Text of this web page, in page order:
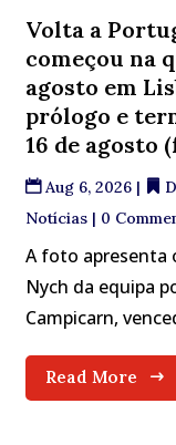
Volta a
começou na
agosto em
prólogo e
16 de agosto
Aug 6, 2026|
Notícias| 0
A foto apresenta
Nych da equipa
Campicarn,
Read More